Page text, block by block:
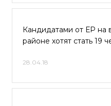
Кандидатами от ЕР на
районе хотят стать 19
28.04.18